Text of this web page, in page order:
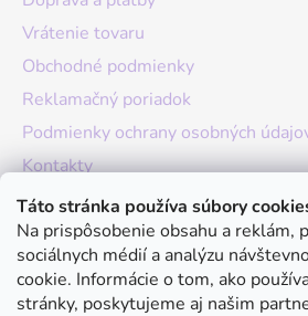
Táto stránka používa súbory
Na prispôsobenie obsahu a reklám,
sociálnych médií a analýzu
cookie. Informácie o tom, ako
stránky, poskytujeme aj našim
Vrátenie tovaru
Obchodné podmienky
Reklamačný poriadok
Podmienky ochrany osobných
Kontakty
O nás
Hodnotenie obchodu
Moja objednávka